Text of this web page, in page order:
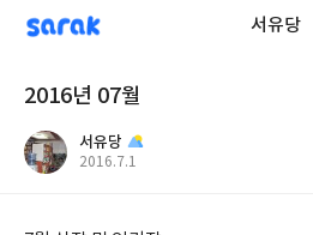
sarak 서유당
2016년 07월
서유당
작
2016.7.1